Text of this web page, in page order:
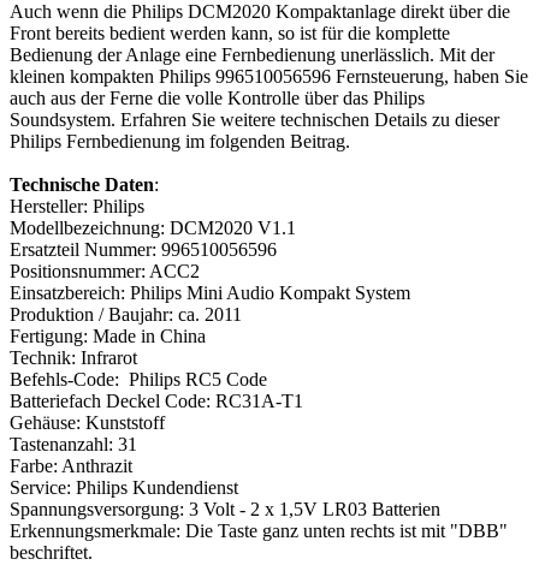
Auch wenn die Philips DCM2020 Kompaktanlage direkt über die
Front bereits bedient werden kann, so ist für die komplette
Bedienung der Anlage eine Fernbedienung unerlässlich. Mit der
kleinen kompakten Philips 996510056596 Fernsteuerung, haben Sie
auch aus der Ferne die volle Kontrolle über das Philips
Soundsystem. Erfahren Sie weitere technischen Details zu dieser
Philips Fernbedienung im folgenden Beitrag.
Technische Daten:
Hersteller: Philips
Modellbezeichnung: DCM2020 V1.1
Ersatzteil Nummer: 996510056596
Positionsnummer: ACC2
Einsatzbereich: Philips Mini Audio Kompakt System
Produktion / Baujahr: ca. 2011
Fertigung: Made in China
Technik: Infrarot
Befehls-Code: Philips RC5 Code
Batteriefach Deckel Code: RC31A-T1
Gehäuse: Kunststoff
Tastenanzahl: 31
Farbe: Anthrazit
Service: Philips Kundendienst
Spannungsversorgung: 3 Volt - 2 x 1,5V LR03 Batterien
Erkennungsmerkmale: Die Taste ganz unten rechts ist mit "DBB"
beschriftet.